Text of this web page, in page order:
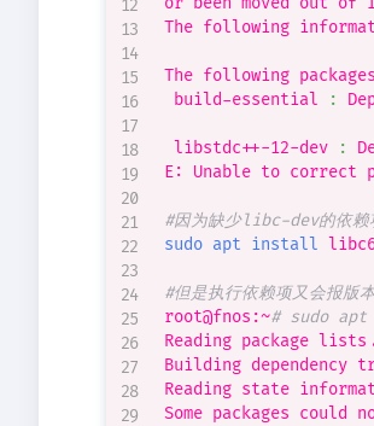
The following
The following
build-essential
:
libstdc++-12-dev
:
E: Unable to correct
#因为缺少libc-dev的依赖
sudo apt install
#但是执行依赖项又会报版
root@fnos:~# sudo
Reading package lists
Building dependency
Reading state
Some packages